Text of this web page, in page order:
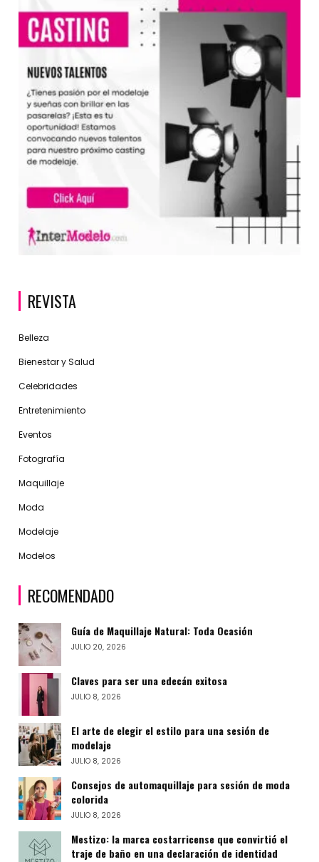
REVISTA
Belleza
Bienestar y Salud
Celebridades
Entretenimiento
Eventos
Fotografía
Maquillaje
Moda
Modelaje
Modelos
RECOMENDADO
Guía de Maquillaje Natural: Toda Ocasión
JULIO 20, 2026
Claves para ser una edecán exitosa
JULIO 8, 2026
El arte de elegir el estilo para una sesión de
modelaje
JULIO 8, 2026
Consejos de automaquillaje para sesión de moda
colorida
JULIO 8, 2026
Mestizo: la marca costarricense que convirtió el
traje de baño en una declaración de identidad